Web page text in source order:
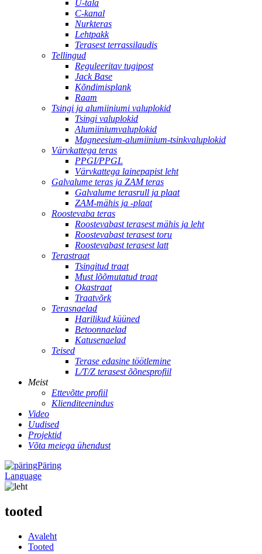
U-tala
C-kanal
Nurkteras
Lehtpakk
Terasest terrassilaudis
Tellingud
Reguleeritav tugipost
Jack Base
Kõndimisplank
Raam
Tsingi ja alumiiniumi valuplokid
Tsingi valuplokid
Alumiiniumvaluplokid
Magneesium-alumiinium-tsinkvaluplokid
Värvkattega teras
PPGI/PPGL
Värvkattega lainepapist leht
Galvalume teras ja ZAM teras
Galvalume terasrull ja plaat
ZAM-mähis ja -plaat
Roostevaba teras
Roostevabast terasest mähis ja leht
Roostevabast terasest toru
Roostevabast terasest latt
Terastraat
Tsingitud traat
Must lõõmutatud traat
Okastraat
Traatvõrk
Terasnaelad
Harilikud küüned
Betoonnaelad
Katusenaelad
Teised
Terase edasine töötlemine
L/T/Z terasest õõnesprofiil
Meist
Ettevõtte profiil
Klienditeenindus
Video
Uudised
Projektid
Võta meiega ühendust
Päring
Language
tooted
Avaleht
Tooted